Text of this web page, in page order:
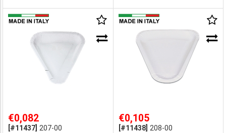
€0,082
[#11437] 207-00
€0,105
[#11438] 208-00